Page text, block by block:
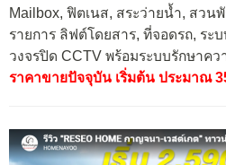
Mailbox, ฟิตเนส, สระว่ายน้ำ, สวน
รายการ ลิฟต์โดยสาร, ที่จอดรถ, ระ
วงจรปิด CCTV พร้อมระบบรักษาค
ราคาขายปัจจุบัน เริ่มต้น ประมาณ